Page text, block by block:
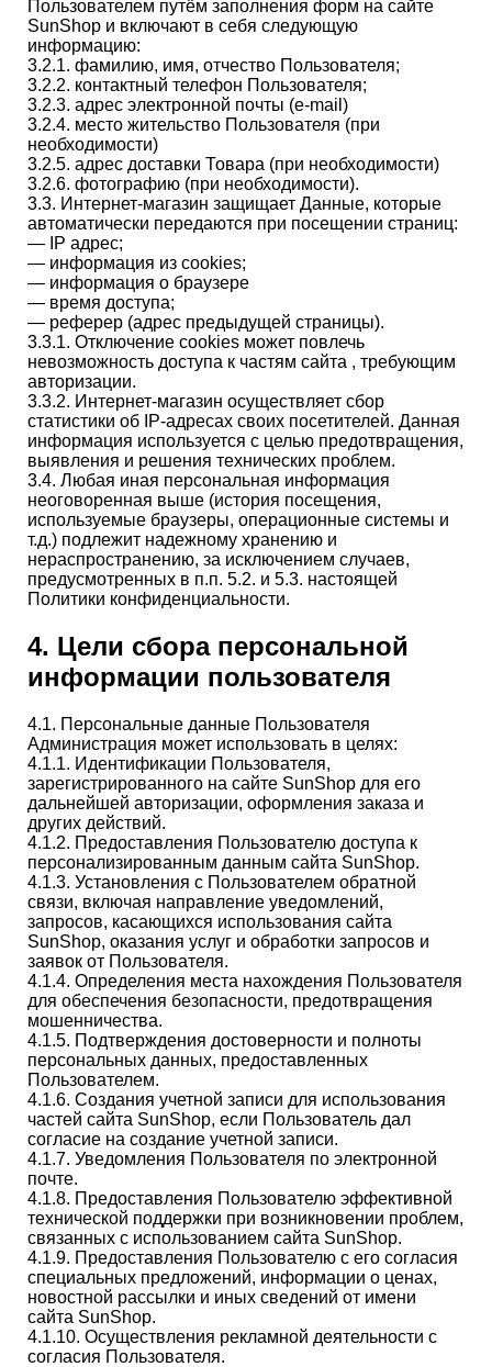
Пользователем путём заполнения форм на сайте
SunShop и включают в себя следующую
информацию:
3.2.1. фамилию, имя, отчество Пользователя;
3.2.2. контактный телефон Пользователя;
3.2.3. адрес электронной почты (e-mail)
3.2.4. место жительство Пользователя (при
необходимости)
3.2.5. адрес доставки Товара (при необходимости)
3.2.6. фотографию (при необходимости).
3.3. Интернет-магазин защищает Данные, которые
автоматически передаются при посещении страниц:
— IP адрес;
— информация из cookies;
— информация о браузере
— время доступа;
— реферер (адрес предыдущей страницы).
3.3.1. Отключение cookies может повлечь
невозможность доступа к частям сайта , требующим
авторизации.
3.3.2. Интернет-магазин осуществляет сбор
статистики об IP-адресах своих посетителей. Данная
информация используется с целью предотвращения,
выявления и решения технических проблем.
3.4. Любая иная персональная информация
неоговоренная выше (история посещения,
используемые браузеры, операционные системы и
т.д.) подлежит надежному хранению и
нераспространению, за исключением случаев,
предусмотренных в п.п. 5.2. и 5.3. настоящей
Политики конфиденциальности.
4. Цели сбора персональной
информации пользователя
4.1. Персональные данные Пользователя
Администрация может использовать в целях:
4.1.1. Идентификации Пользователя,
зарегистрированного на сайте SunShop для его
дальнейшей авторизации, оформления заказа и
других действий.
4.1.2. Предоставления Пользователю доступа к
персонализированным данным сайта SunShop.
4.1.3. Установления с Пользователем обратной
связи, включая направление уведомлений,
запросов, касающихся использования сайта
SunShop, оказания услуг и обработки запросов и
заявок от Пользователя.
4.1.4. Определения места нахождения Пользователя
для обеспечения безопасности, предотвращения
мошенничества.
4.1.5. Подтверждения достоверности и полноты
персональных данных, предоставленных
Пользователем.
4.1.6. Создания учетной записи для использования
частей сайта SunShop, если Пользователь дал
согласие на создание учетной записи.
4.1.7. Уведомления Пользователя по электронной
почте.
4.1.8. Предоставления Пользователю эффективной
технической поддержки при возникновении проблем,
связанных с использованием сайта SunShop.
4.1.9. Предоставления Пользователю с его согласия
специальных предложений, информации о ценах,
новостной рассылки и иных сведений от имени
сайта SunShop.
4.1.10. Осуществления рекламной деятельности с
согласия Пользователя.